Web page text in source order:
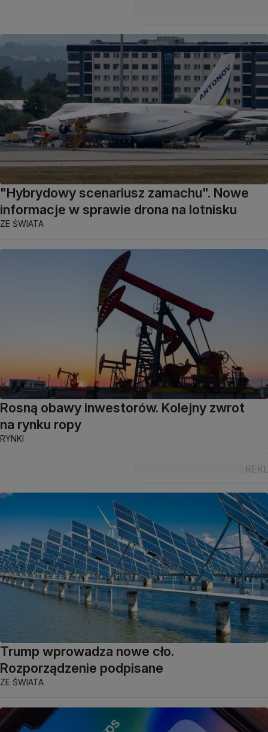
"Hybrydowy scenariusz zamachu". Nowe
informacje w sprawie drona na lotnisku
ZE ŚWIATA
Rosną obawy inwestorów. Kolejny zwrot
na rynku ropy
RYNKI
Trump wprowadza nowe cło.
Rozporządzenie podpisane
ZE ŚWIATA